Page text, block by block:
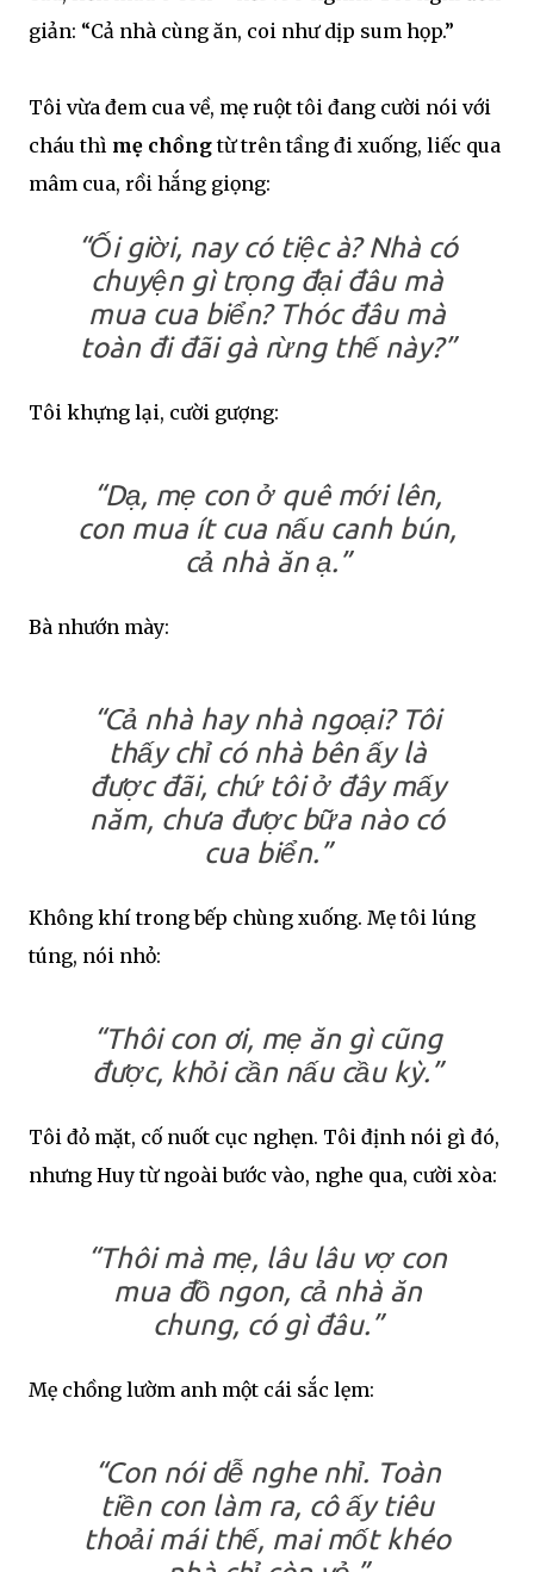
giản: “Cả nhà cùng ăn, coi như dịp sum họp.”
Tôi vừa đem cua về, mẹ ruột tôi đang cười nói với
cháu thì mẹ chồngtừ trên tầng đi xuống, liếc qua
mâm cua, rồi hắng giọng:
“Ối giời, nay có tiệc à? Nhà có
chuyện gì trọng đại đâu mà
mua cua biển? Thóc đâu mà
toàn đi đãi gà rừng thế này?”
Tôi khựng lại, cười gượng:
“Dạ, mẹ con ở quê mới lên,
con mua ít cua nấu canh bún,
cả nhà ăn ạ.”
Bà nhướn mày:
“Cả nhà hay nhà ngoại? Tôi
thấy chỉ có nhà bên ấy là
được đãi, chứ tôi ở đây mấy
năm, chưa được bữa nào có
cua biển.”
Không khí trong bếp chùng xuống. Mẹ tôi lúng
túng, nói nhỏ:
“Thôi con ơi, mẹ ăn gì cũng
được, khỏi cần nấu cầu kỳ.”
Tôi đỏ mặt, cố nuốt cục nghẹn. Tôi định nói gì đó,
nhưng Huy từ ngoài bước vào, nghe qua, cười xòa:
“Thôi mà mẹ, lâu lâu vợ con
mua đồ ngon, cả nhà ăn
chung, có gì đâu.”
Mẹ chồng lườm anh một cái sắc lẹm:
“Con nói dễ nghe nhỉ. Toàn
tiền con làm ra, cô ấy tiêu
thoải mái thế, mai mốt khéo